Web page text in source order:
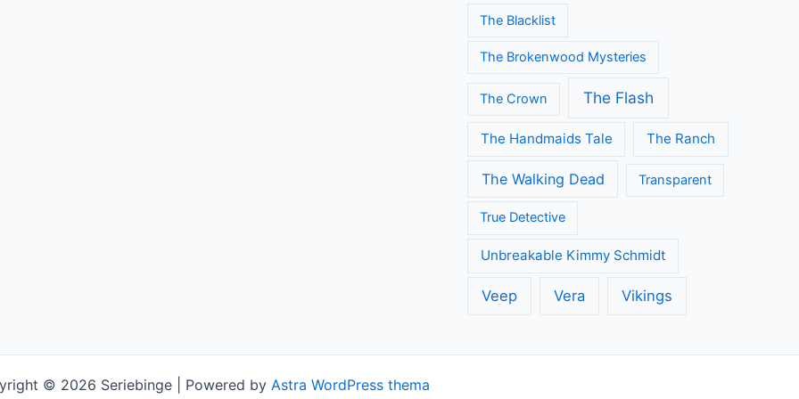
The Blacklist
The Brokenwood Mysteries
The Crown The Flash
The Handmaids Tale The Ranch
The Walking Dead Transparent
True Detective
Unbreakable Kimmy Schmidt
Veep Vera Vikings
© 2026 Seriebinge | Powered by Astra WordPress thema